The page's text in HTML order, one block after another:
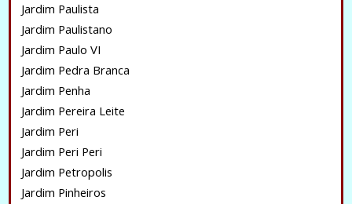
Jardim Paulista
Jardim Paulistano
Jardim Paulo VI
Jardim Pedra Branca
Jardim Penha
Jardim Pereira Leite
Jardim Peri
Jardim Peri Peri
Jardim Petropolis
Jardim Pinheiros